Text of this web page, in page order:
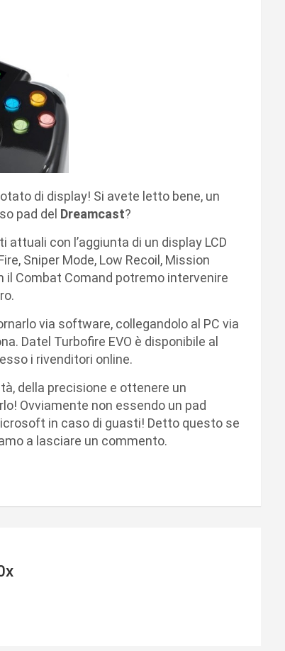
di display! Si avete letto bene, un
pad del Dreamcast?
con l’aggiunta di un display LCD
Sniper Mode, Low Recoil, Mission
il Combat Comand potremo intervenire
via software, collegandolo al PC via
Datel Turbofire EVO è disponibile al
i rivenditori online.
della precisione e ottenere un
Ovviamente non essendo un pad
in caso di guasti! Detto questo se
a lasciare un commento.